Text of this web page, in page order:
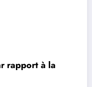
rapport à la